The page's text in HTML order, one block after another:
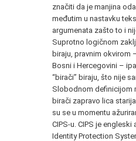
značiti da je manjina
međutim u nastavku
argumenata zašto to i
Suprotno logičnom
biraju, pravnim okvirom
Bosni i Hercegovini –
“birači” biraju, što nije
Slobodnom definicijom
birači zapravo lica
su se u momentu
CIPS-u. CIPS je
Identity Protection